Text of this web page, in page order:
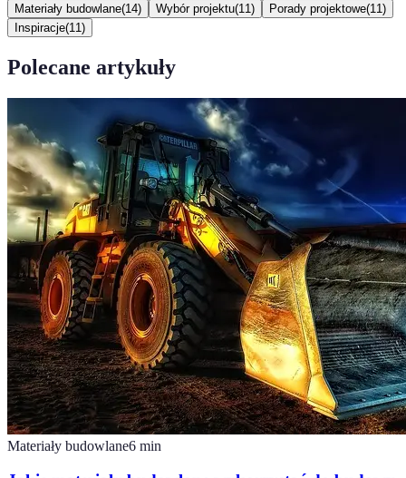
Materiały budowlane(14) Wybór projektu(11 ) Porady projektowe(11 )
Inspiracje(11 )
Polecane artykuły
Materiały budowlane6 min